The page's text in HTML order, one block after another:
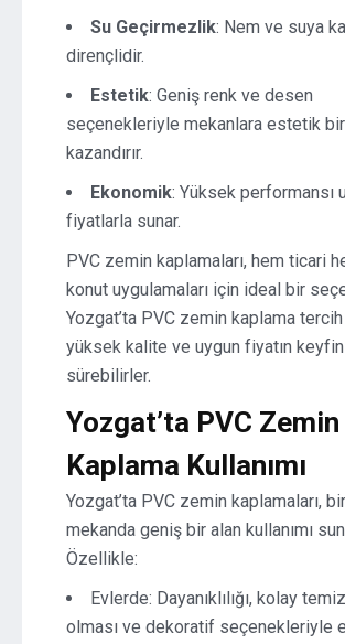
Su Geçirmezlik: Nem ve suya
dirençlidir.
Estetik: Geniş renk ve desen
seçenekleriyle mekanlara estetik
kazandırır.
Ekonomik: Yüksek performansı
fiyatlarla sunar.
PVC zemin kaplamaları, hem ticari
konut uygulamaları için ideal bir
Yozgat’ta PVC zemin kaplama
yüksek kalite ve uygun fiyatın
sürebilirler.
Yozgat’ta PVC Zemin
Kaplama Kullanımı
Yozgat’ta PVC zemin kaplamaları,
mekanda geniş bir alan kullanımı
Özellikle:
Evlerde: Dayanıklılığı, kolay
olması ve dekoratif seçenekleriyle